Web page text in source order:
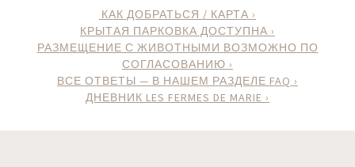
КАК ДОБРАТЬСЯ / КАРТА ›
КРЫТАЯ ПАРКОВКА ДОСТУПНА ›
РАЗМЕЩЕНИЕ С ЖИВОТНЫМИ ВОЗМОЖНО ПО
СОГЛАСОВАНИЮ ›
ВСЕ ОТВЕТЫ — В НАШЕМ РАЗДЕЛЕ FAQ ›
ДНЕВНИК LES FERMES DE MARIE ›